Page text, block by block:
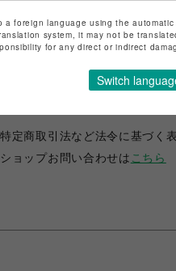
ANIME-Q
特定商取引法など法令に基づく
ショップお問い合わせは こちら
a foreign language using the
system, it may not be
for any direct or indirect
Switch